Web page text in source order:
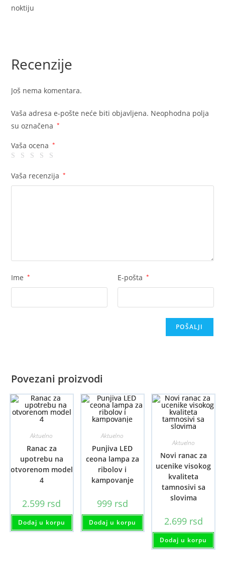
noktiju
Recenzije
Još nema komentara.
Vaša adresa e-pošte neće biti objavljena. Neophodna polja
su označena
*
Vaša ocena *
Vaša recenzija *
Ime * E-pošta *
Povezani proizvodi
Aktuelno
Ranac za
upotrebu na
otvorenom model
4
2.599 rsd
Dodaj u korpu
Aktuelno
Punjiva LED
ceona lampa za
ribolov i
kampovanje
999 rsd
Dodaj u korpu
Aktuelno
Novi ranac za
ucenike visokog
kvaliteta
tamnosivi sa
slovima
2.699 rsd
Dodaj u korpu